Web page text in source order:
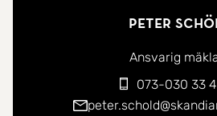
kan nyttjas som
eller för andra aktiviteter som
om. För den som önskar
garage i källarplan som nås
Peter
Ansvarig
073-030 33